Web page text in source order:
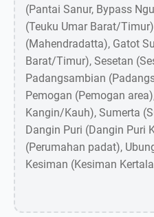
(Pantai Sanur, Bypass
(Teuku Umar Barat/
(Mahendradatta), Gatot
Barat/Timur), Sesetan
Padangsambian
Pemogan (Pemogan
Kangin/Kauh), Sumerta
Dangin Puri (Dangin Puri
(Perumahan padat),
Kesiman (Kesiman